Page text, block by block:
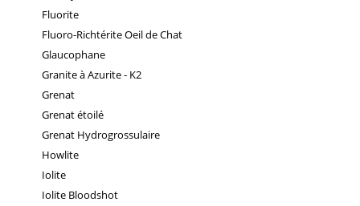
Fluorite
Fluoro-Richtérite Oeil de Chat
Glaucophane
Granite à Azurite - K2
Grenat
Grenat étoilé
Grenat Hydrogrossulaire
Howlite
Iolite
Iolite Bloodshot